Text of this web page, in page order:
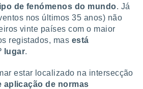
de fenómenos do mundo. Já
nos últimos 35 anos) não
vinte países com o maior
registados, mas está
lugar.
estar localizado na intersecção
aplicação de normas